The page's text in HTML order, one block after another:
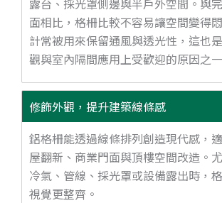
面相比，格柵比較不容易讓空間變得
計常被用來保留通風與透光性，這也
觀與室內隔間應用上受歡迎的原因之
修飾外觀，提升建築線條感
鋁格柵能透過線條排列創造現代感，
屋翻新、商業門面與頂樓空間改造。
冷氣、管線、採光罩或設備露出時，
視覺更整齊。